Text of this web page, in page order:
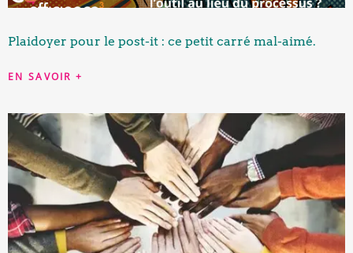
Plaidoyer pour le post-it : ce petit carré mal-aimé.
EN SAVOIR +